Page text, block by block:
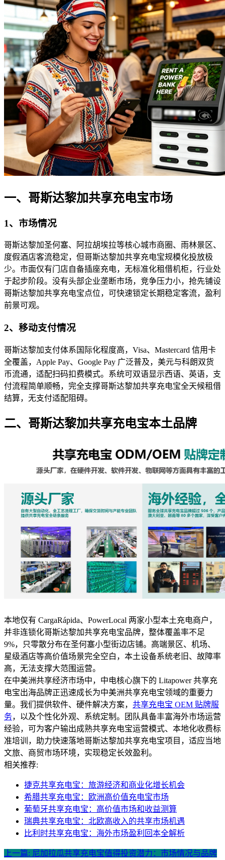
一、哥斯达黎加共享充电宝市场
1、市场情况
哥斯达黎加圣何塞、阿拉胡埃拉等核心城市商圈、雨林景区、
度假酒店客流稳定，但哥斯达黎加共享充电宝规模化投放极
少。市面仅有门店自备插座充电，无标准化租借机柜，行业处
于起步阶段。没有头部企业垄断市场，竞争压力小，抢先铺设
哥斯达黎加共享充电宝点位，可快速锁定长期稳定客流，盈利
前景可观。
2、移动支付情况
哥斯达黎加支付体系国际化程度高，Visa、Mastercard 信用卡
全覆盖，Apple Pay、Google Pay 广泛普及，美元与科朗双货
币流通，适配扫码扣费模式。系统可双语显示西语、英语，支
付流程简单顺畅，完全支撑哥斯达黎加共享充电宝全天候租借
结算，无支付适配阻碍。
二、哥斯达黎加共享充电宝本土品牌
本地仅有 CargaRápida、PowerLocal 两家小型本土充电商户，
并非连锁化哥斯达黎加共享充电宝品牌，整体覆盖率不足
9%，只零散分布在圣何塞小型街边店铺。高端景区、机场、
星级酒店等高价值场景完全空白，本土设备系统老旧、故障率
高，无法支撑大范围运营。
在中美洲共享经济市场中，中电核心旗下的 Litapower 共享充
电宝出海品牌正迅速成长为中美洲共享充电宝领域的重要力
量。我们提供软件、硬件解决方案， 共享充电宝 OEM 贴牌服
务，以及个性化外观、系统定制。团队具备丰富海外市场运营
经验，可为客户输出成熟共享充电宝运营模式、本地化收费标
准培训，助力快速落地哥斯达黎加共享充电宝项目，适应当地
文旅、商贸市场环境，实现稳定长效盈利。
相关推荐:
捷克共享充电宝：旅游经济和商业化增长机会
希腊共享充电宝：欧洲高价值充电宝市场
葡萄牙共享充电宝：高价值市场和收益测算
瑞典共享充电宝：北欧高收入的共享市场机遇
比利时共享充电宝：海外市场盈利回本全解析
上一篇: 尼加拉瓜共享充电宝值得投资潜力：市场情况与品牌